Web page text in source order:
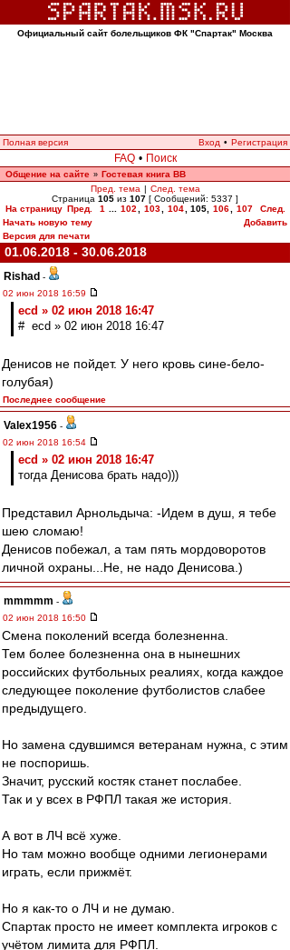
Официальный сайт болельщиков ФК "Спартак" Москва
Полная версия Вход • Регистрация
FAQ • Поиск
Общение на сайте » Гостевая книга ВВ
Пред. тема | След. тема
Страница 105 из 107 [ Сообщений: 5337 ]
На страницу Пред. 1 102 103 104 105, 106 107
След.
Начать новую тему
Добавить
Версия для печати
01.06.2018 - 30.06.2018
Rishad -
02 июн 2018 16:59
ecd » 02 июн 2018 16:47
# ecd » 02 июн 2018 16:47
Денисов не пойдет. У него кровь сине-бело-
голубая)
Последнее сообщение
Valex1956 -
02 июн 2018 16:54
ecd » 02 июн 2018 16:47
тогда Денисова брать надо)))
Представил Арнольдыча: -Идем в душ, я тебе
шею сломаю!
Денисов побежал, а там пять мордоворотов
личной охраны...Не, не надо Денисова.)
mmmmm -
02 июн 2018 16:50
Смена поколений всегда болезненна.
Тем более болезненна она в нынешних
российских футбольных реалиях, когда каждое
следующее поколение футболистов слабее
предыдущего.
Но замена сдувшимся ветеранам нужна, с этим
не поспоришь.
Значит, русский костяк станет послабее.
Так и у всех в РФПЛ такая же история.
А вот в ЛЧ всё хуже.
Но там можно вообще одними легионерами
играть, если прижмёт.
Но я как-то о ЛЧ и не думаю.
Спартак просто не имеет комплекта игроков с
учётом лимита для РФПЛ.